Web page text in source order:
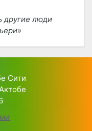
другие люди
Сити